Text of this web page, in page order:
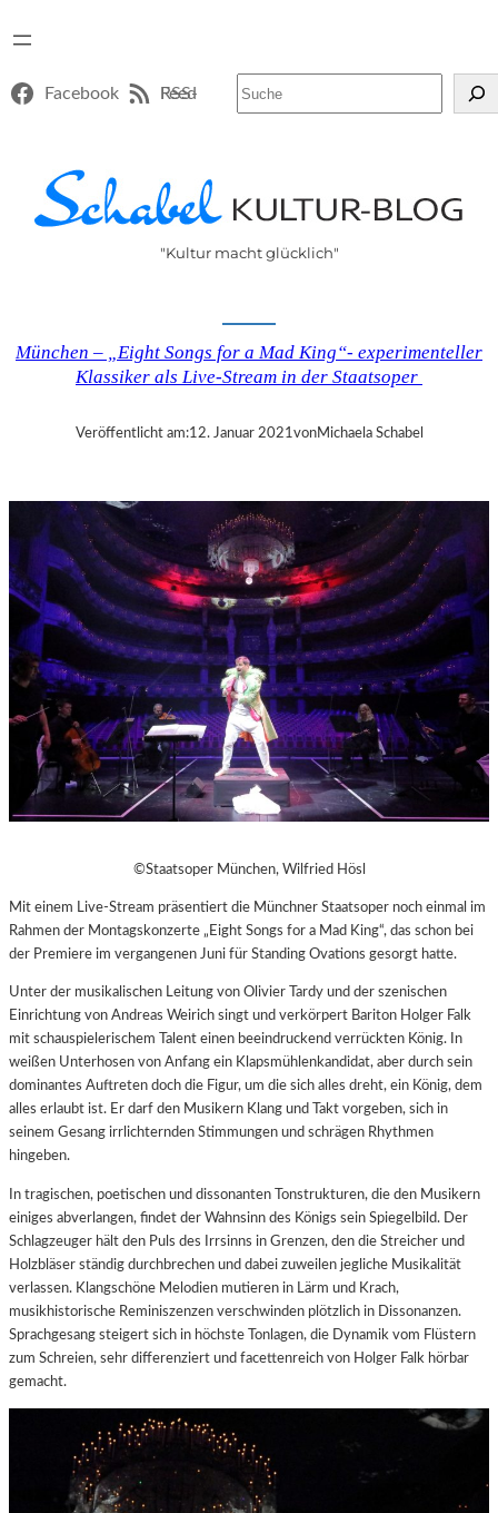
Facebook RSS-Feed
"Kultur macht glücklich"
München – „Eight Songs for a Mad King“- experimenteller
Klassiker als Live-Stream in der Staatsoper
Veröffentlicht am:12. Januar 2021vonMichaela Schabel
©Staatsoper München, Wilfried Hösl
Mit einem Live-Stream präsentiert die Münchner Staatsoper noch einmal im
Rahmen der Montagskonzerte „Eight Songs for a Mad King“, das schon bei
der Premiere im vergangenen Juni für Standing Ovations gesorgt hatte.
Unter der musikalischen Leitung von Olivier Tardy und der szenischen
Einrichtung von Andreas Weirich singt und verkörpert Bariton Holger Falk
mit schauspielerischem Talent einen beeindruckend verrückten König. In
weißen Unterhosen von Anfang ein Klapsmühlenkandidat, aber durch sein
dominantes Auftreten doch die Figur, um die sich alles dreht, ein König, dem
alles erlaubt ist. Er darf den Musikern Klang und Takt vorgeben, sich in
seinem Gesang irrlichternden Stimmungen und schrägen Rhythmen
hingeben.
In tragischen, poetischen und dissonanten Tonstrukturen, die den Musikern
einiges abverlangen, findet der Wahnsinn des Königs sein Spiegelbild. Der
Schlagzeuger hält den Puls des Irrsinns in Grenzen, den die Streicher und
Holzbläser ständig durchbrechen und dabei zuweilen jegliche Musikalität
verlassen. Klangschöne Melodien mutieren in Lärm und Krach,
musikhistorische Reminiszenzen verschwinden plötzlich in Dissonanzen.
Sprachgesang steigert sich in höchste Tonlagen, die Dynamik vom Flüstern
zum Schreien, sehr differenziert und facettenreich von Holger Falk hörbar
gemacht.